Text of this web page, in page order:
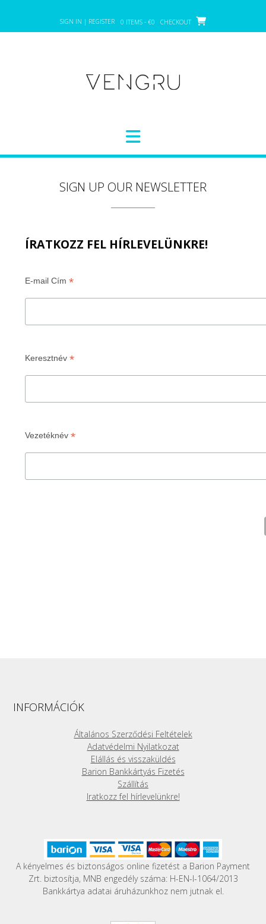
content
SIGN IN | REGISTER 0 ITEMS - €0 CHECKOUT
SIGN UP OUR NEWSLETTER
ÍRATKOZZ FEL HÍRLEVELÜNKRE!
E-mail Cím *
Keresztnév *
Vezetéknév *
INFORMÁCIÓK
Általános Szerződési Feltételek
Adatvédelmi Nyilatkozat
Elállás és visszaküldés
Barion Bankkártyás Fizetés
Szállítás
Iratkozz fel hírlevelünkre!
A kényelmes és biztonságos online fizetést a Barion Payment
Zrt. biztosítja, MNB engedély száma: H-EN-I-1064/2013
Bankkártya adatai áruházunkhoz nem jutnak el.